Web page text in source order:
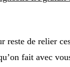
reste de relier
fait avec